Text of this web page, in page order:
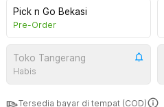
Pick n Go Bekasi
Pre-Order
Toko Tangerang
Habis
Tersedia bayar di tempat (COD)